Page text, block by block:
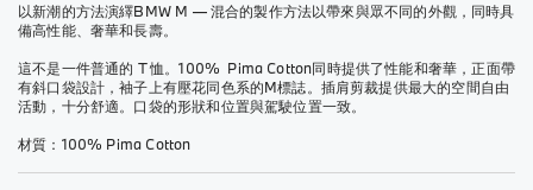
以新潮的方法演繹BMW M — 混合的製作方法以帶來與眾不同的外觀，同時具
備高性能、奢華和長壽。
這不是一件普通的 T 恤。100% Pima Cotton同時提供了性能和奢華，正面帶
有斜口袋設計，袖子上有壓花同色系的M標誌。插肩剪裁提供最大的空間自由
活動，十分舒適。口袋的形狀和位置與駕駛位置一致。
材質：100% Pima Cotton